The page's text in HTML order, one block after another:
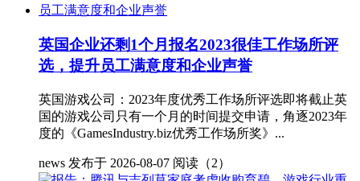
英国企业还剩1个月报名2023很佳工作场所评
选，提升员工满意度和企业声誉
英国游戏公司：2023年度优秀工作场所评选即将截止英
国的游戏公司只有一个月的时间提交申请，角逐2023年
度的《GamesIndustry.biz优秀工作场所奖》...
news 发布于 2026-08-07 阅读（2）